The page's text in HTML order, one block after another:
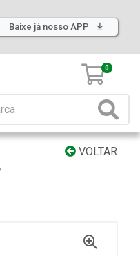
Baixe já nosso APP
0
VOLTAR